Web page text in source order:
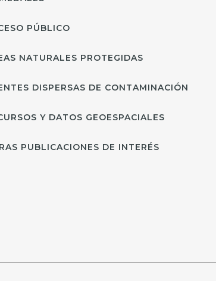
PÚBLICO
NATURALES PROTEGIDAS
DISPERSAS DE CONTAMINACIÓN
Y DATOS GEOESPACIALES
PUBLICACIONES DE INTERÉS